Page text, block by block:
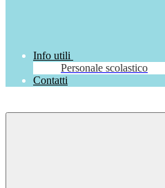
Info utili
Personale scolastico
Contatti